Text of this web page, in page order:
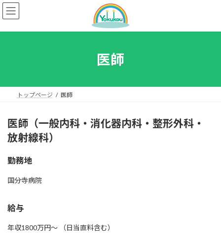
コ
ン
ン
ナ
ビ
ー
医師
トップページ 医師
医師（一般内科・消化器内科・整形外科・
放射線科）
勤務地
国分寺病院
給与
年収1800万円～ （日当直料含む）